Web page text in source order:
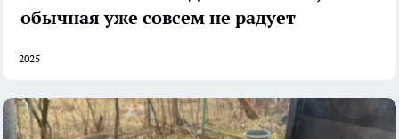
обычная уже совсем не радует
2025